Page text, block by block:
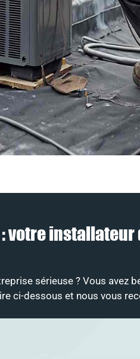
votre
sérieuse ? Vous avez
ci-dessous et nous vous